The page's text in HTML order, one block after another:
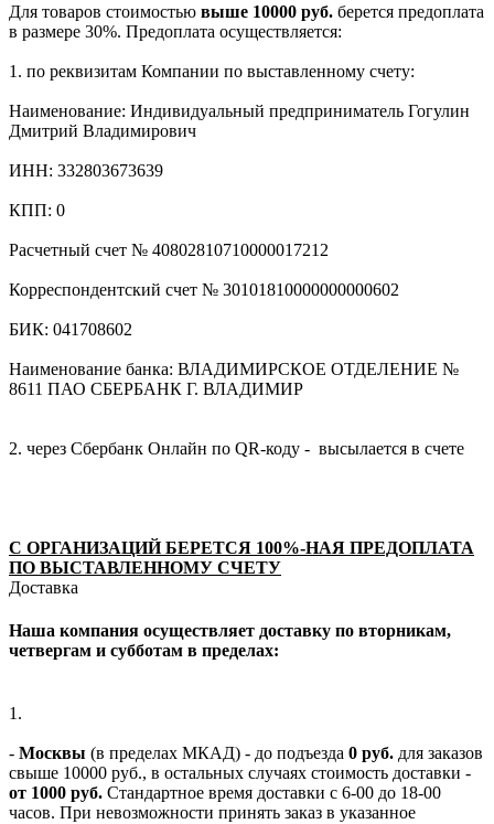
Для товаров стоимостью выше 10000 руб. берется предоплата
в размере 30%. Предоплата осуществляется:
1. по реквизитам Компании по выставленному счету:
Наименование: Индивидуальный предприниматель Гогулин
Дмитрий Владимирович
ИНН: 332803673639
КПП: 0
Расчетный счет № 40802810710000017212
Корреспондентский счет № 30101810000000000602
БИК: 041708602
Наименование банка: ВЛАДИМИРСКОЕ ОТДЕЛЕНИЕ №
8611 ПАО СБЕРБАНК Г. ВЛАДИМИР
2. через Сбербанк Онлайн по QR-коду - высылается в счете
С ОРГАНИЗАЦИЙ БЕРЕТСЯ 100%-НАЯ ПРЕДОПЛАТА
ПО ВЫСТАВЛЕННОМУ СЧЕТУ
Доставка
Наша компания осуществляет доставку по вторникам,
четвергам и субботам в пределах:
1.
- Москвы (в пределах МКАД) - до подъезда 0 руб. для заказов
свыше 10000 руб., в остальных случаях стоимость доставки -
от 1000 руб. Стандартное время доставки с 6-00 до 18-00
часов. При невозможности принять заказ в указанное